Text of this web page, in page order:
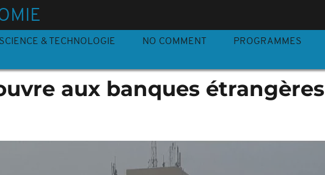
SCIENCE & TECHNOLOGIE NO COMMENT PROGRAMMES
aux banques étrangères